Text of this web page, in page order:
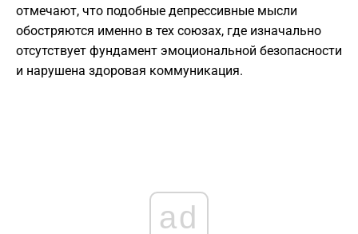
отмечают, что подобные депрессивные мысли
обостряются именно в тех союзах, где изначально
отсутствует фундамент эмоциональной безопасности
и нарушена здоровая коммуникация.
ad